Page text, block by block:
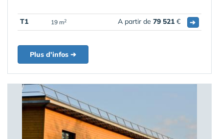
T1 19 m2 A partir de 79 521 € ➔
Plus d'infos ➔